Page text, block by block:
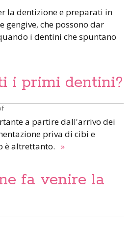
la dentizione e preparati in
gengive, che possono dar
i dentini che spuntano
i primi dentini?
a partire dall'arrivo dei
priva di cibi e
è altrettanto. »
fa venire la